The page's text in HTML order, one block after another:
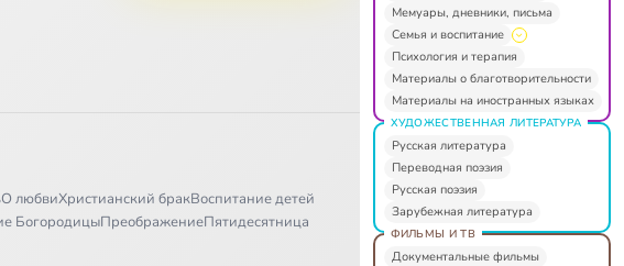
О любвиХристианский бракВоспитание детей
БогородицыПреображениеПятидесятница
Мемуары, дневники, письма
Семья и воспитание
Психология и терапия
Материалы о благотворительности
Материалы на иностранных языках
ХУДОЖЕСТВЕННАЯ ЛИТЕРАТУРА
Русская литература
Переводная поэзия
Русская поэзия
Зарубежная литература
ФИЛЬМЫ И ТВ
Документальные фильмы